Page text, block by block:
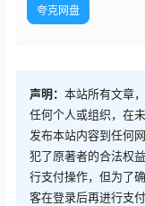
夸克网盘
声明： 本站所有文章
任何个人或组织，在
发布本站内容到任何
犯了原著者的合法权
行支付操作，但为了
客在登录后再进行支